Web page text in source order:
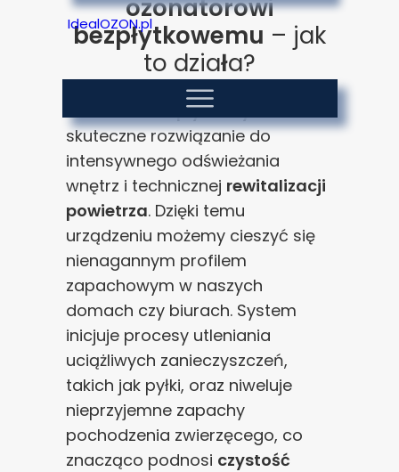
IdealOZON.plozonatorowi
bezpłytkowemu – jak
to działa?
Ozonator bezpłytkowy
skuteczne rozwiązanie do
intensywnego odświeżania
wnętrz i technicznej rewitalizacji
powietrza. Dzięki temu
urządzeniu możemy cieszyć się
nienagannym profilem
zapachowym w naszych
domach czy biurach. System
inicjuje procesy utleniania
uciążliwych zanieczyszczeń,
takich jak pyłki, oraz niweluje
nieprzyjemne zapachy
pochodzenia zwierzęcego, co
znacząco podnosi czystość